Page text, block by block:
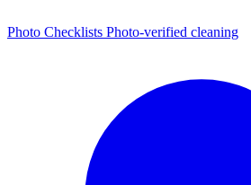
Photo Checklists Photo-verified cleaning